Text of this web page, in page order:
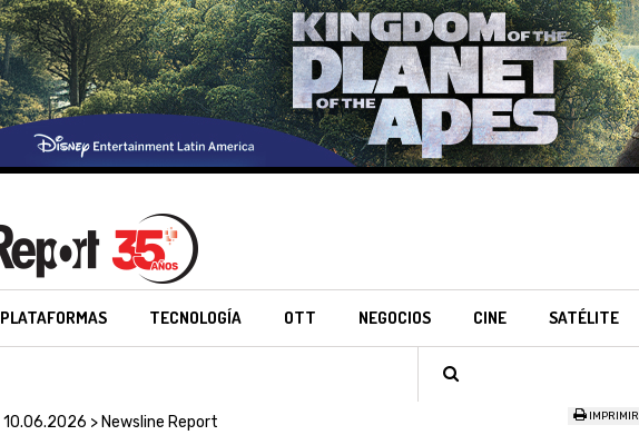
PLATAFORMAS TECNOLOGÍA OTT NEGOCIOS CINE SATÉLITE
10.06.2026 > Newsline Report IMPRIMIR